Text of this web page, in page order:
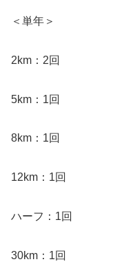
＜単年＞
2km：2回
5km：1回
8km：1回
12km：1回
ハーフ：1回
30km：1回